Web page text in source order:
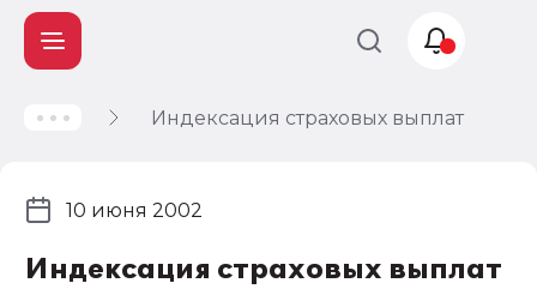
Индексация страховых выплат
Индексация страховых выплат
10 июня 2002
Учет и
Автоматизация